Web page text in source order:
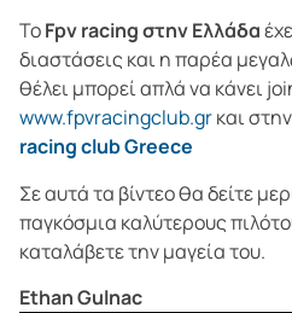
ΤοFpv racing στην Ελλάδα
διαστάσεις και η παρέα
θέλει μπορεί απλά να κάνει
www.fpvracingclub.grκαι
racing club Greece
Σε αυτά τα βίντεο θα δείτε
παγκόσμια καλύτερους
καταλάβετε την μαγεία του.
Ethan Gulnac